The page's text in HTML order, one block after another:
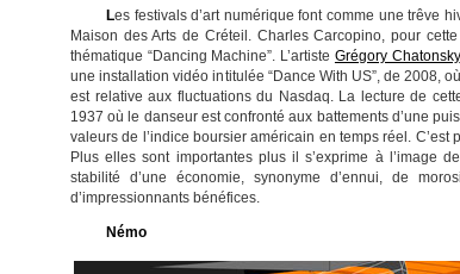
Les festivals d’art numérique font comme une trêve
Maison des Arts de Créteil. Charles Carcopino, pour
thématique “Dancing Machine”. L’artiste Grégory Chatonsky
une installation vidéo intitulée “Dance With US”, de 2008,
est relative aux fluctuations du Nasdaq. La lecture de
1937 où le danseur est confronté aux battements d’une
valeurs de l’indice boursier américain en temps réel.
Plus elles sont importantes plus il s’exprime à l’image
stabilité d’une économie, synonyme d’ennui, de
d’impressionnants bénéfices.
Némo